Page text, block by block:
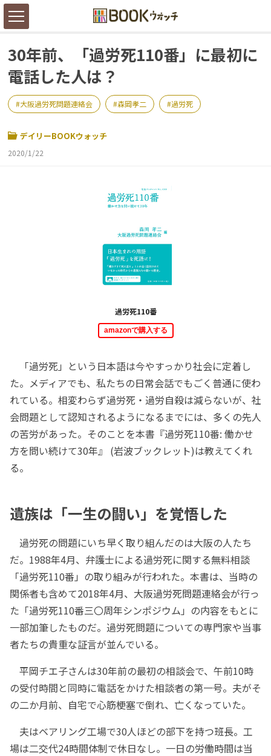
30年前、「過労死110番」に最初に
電話した人は？
大阪過労死問題連絡会 森岡孝二 過労死
デイリーBOOKウォッチ
2020/1/22
過労死110番
amazonで購入する
「過労死」という日本語は今やすっかり社会に定着し
た。メディアでも、私たちの日常会話でもごく普通に使わ
れている。相変わらず過労死・過労自殺は減らないが、社
会問題として認知されるようになるまでには、多くの先人
の苦労があった。そのことを本書『過労死110番: 働かせ
方を問い続けて30年』 (岩波ブックレット)は教えてくれ
る。
遺族は「一生の闘い」を覚悟した
過労死の問題にいち早く取り組んだのは大阪の人たち
だ。1988年4月、弁護士による過労死に関する無料相談
「過労死110番」の取り組みが行われた。本書は、当時の
関係者も含めて2018年4月、大阪過労死問題連絡会が行っ
た「過労死110番三〇周年シンポジウム」の内容をもとに
一部加筆したものだ。過労死問題についての専門家や当事
者たちの貴重な証言が並んでいる。
平岡チエ子さんは30年前の最初の相談会で、午前10時
の受付時間と同時に電話をかけた相談者の第一号。夫がそ
の二か月前、自宅で心筋梗塞で倒れ、亡くなっていた。
夫はベアリング工場で30人ほどの部下を持つ班長。工
場は二交代24時間体制で休日なし。一日の労働時間は当